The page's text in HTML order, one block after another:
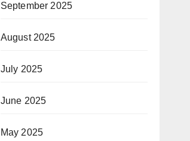
September 2025
August 2025
July 2025
June 2025
May 2025